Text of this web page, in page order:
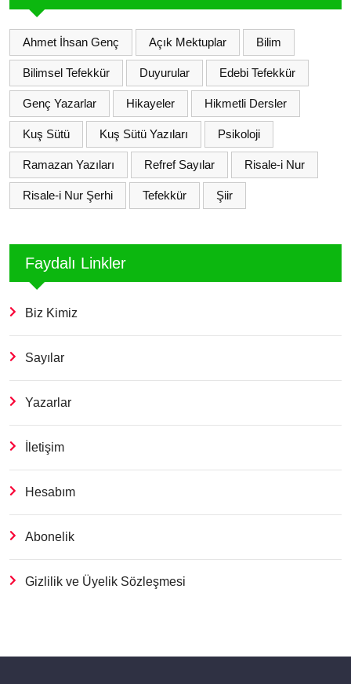
Ahmet İhsan Genç Açık Mektuplar Bilim
Bilimsel Tefekkür Duyurular Edebi Tefekkür
Genç Yazarlar Hikayeler Hikmetli Dersler
Kuş Sütü Kuş Sütü Yazıları Psikoloji
Ramazan Yazıları Refref Sayılar Risale-i Nur
Risale-i Nur Şerhi Tefekkür Şiir
Faydalı Linkler
Biz Kimiz
Sayılar
Yazarlar
İletişim
Hesabım
Abonelik
Gizlilik ve Üyelik Sözleşmesi